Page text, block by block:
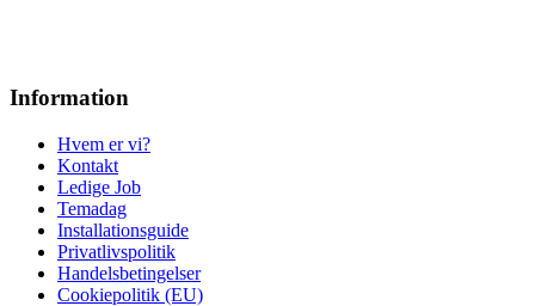
Information
Hvem er vi?
Kontakt
Ledige Job
Temadag
Installationsguide
Privatlivspolitik
Handelsbetingelser
Cookiepolitik (EU)